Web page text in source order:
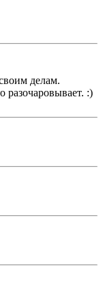
делам.
разочаровывает. :)